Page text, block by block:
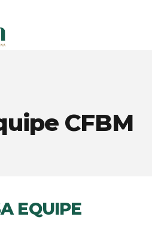
CFBM
EQUIPE